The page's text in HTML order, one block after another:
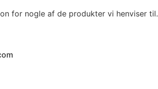
for nogle af de produkter vi henviser til.